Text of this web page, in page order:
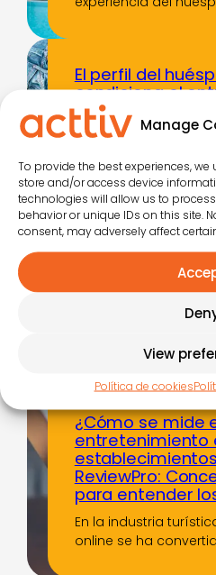
Manage
To provide the best experiences,
store and/or access device
technologies will allow us to
behavior or unique IDs on this site.
consent, may adversely affect
View
Política de cookies
El perfil del
condiciona el
lo que dicen los
Hay una pregunta
responden…
Datos clave
experiencia del
¿Sabías que el
¿Cómo se mide
entretenimiento
ReviewPro:
para entender
En la industria
online se ha